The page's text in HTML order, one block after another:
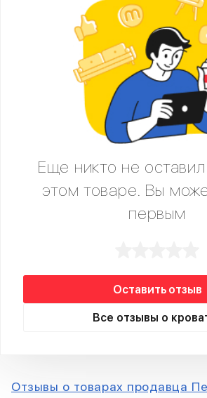
Еще никто не
этом товаре. Вы
первым
Оставить отзыв
Все отзывы о
Отзывы о товарах продавца